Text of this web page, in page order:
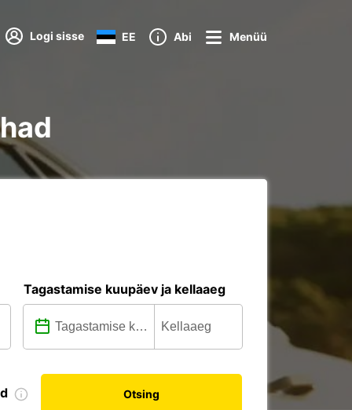
Logi sisse EE Abi Menüü
Tagastamise kuupäev ja kellaaeg
Otsing